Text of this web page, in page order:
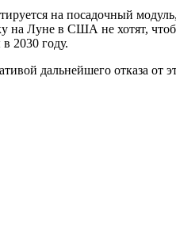
на посадочный
на Луне в США не хотят,
2030 году.
дальнейшего отказа от